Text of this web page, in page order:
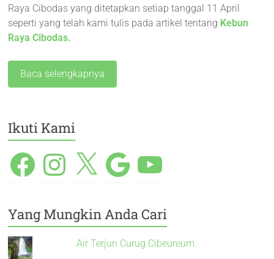
Raya Cibodas yang ditetapkan setiap tanggal 11 April
seperti yang telah kami tulis pada artikel tentang Kebun
Raya Cibodas.
Baca selengkapnya
Ikuti Kami
Yang Mungkin Anda Cari
Air Terjun Curug Cibeureum